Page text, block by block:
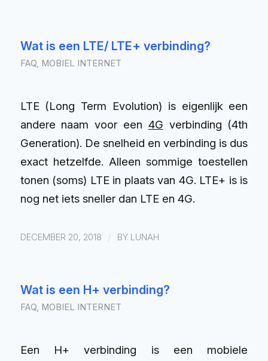
Wat is een LTE/ LTE+ verbinding?
FAQ, MOBIEL INTERNET
LTE (Long Term Evolution) is eigenlijk een
andere naam voor een 4G verbinding (4th
Generation). De snelheid en verbinding is dus
exact hetzelfde. Alleen sommige toestellen
tonen (soms) LTE in plaats van 4G. LTE+ is is
nog net iets sneller dan LTE en 4G.
DECEMBER 20, 2018 / BY LUNAH
Wat is een H+ verbinding?
FAQ, MOBIEL INTERNET
Een H+ verbinding is een mobiele